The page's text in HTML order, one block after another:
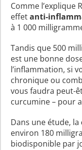
Comme l’explique
effetanti-
à 1 000
Tandis que 500
est une bonne
l’inflammation, si
chronique ou
vous faudra peut-
curcumine – pour
Dans une étude, la
environ 180
biodisponible par